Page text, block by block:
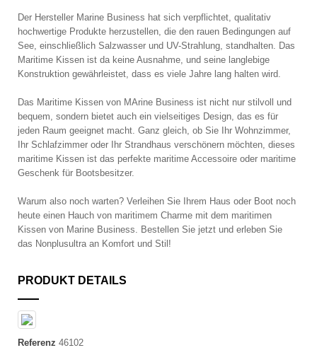
Der Hersteller Marine Business hat sich verpflichtet, qualitativ
hochwertige Produkte herzustellen, die den rauen Bedingungen auf
See, einschließlich Salzwasser und UV-Strahlung, standhalten. Das
Maritime Kissen ist da keine Ausnahme, und seine langlebige
Konstruktion gewährleistet, dass es viele Jahre lang halten wird.
Das Maritime Kissen von MArine Business ist nicht nur stilvoll und
bequem, sondern bietet auch ein vielseitiges Design, das es für
jeden Raum geeignet macht. Ganz gleich, ob Sie Ihr Wohnzimmer,
Ihr Schlafzimmer oder Ihr Strandhaus verschönern möchten, dieses
maritime Kissen ist das perfekte maritime Accessoire oder maritime
Geschenk für Bootsbesitzer.
Warum also noch warten? Verleihen Sie Ihrem Haus oder Boot noch
heute einen Hauch von maritimem Charme mit dem maritimen
Kissen von Marine Business. Bestellen Sie jetzt und erleben Sie
das Nonplusultra an Komfort und Stil!
PRODUKT DETAILS
Referenz 46102